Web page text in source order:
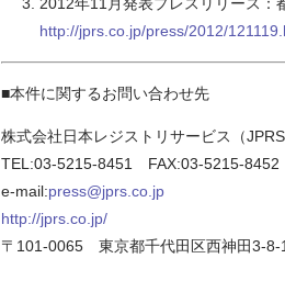
http://jprs.co.jp/press/2012/
■本件に関するお問い合わせ先
株式会社日本レジストリサービス（
TEL:03-5215-8451 FAX:03-5215-8452
e-mail:press@jprs.co.jp
http://jprs.co.jp/
〒101-0065 東京都千代田区西神田3-8-